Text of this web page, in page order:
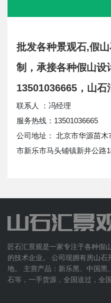
批发各种景观石,假
制，承接各种假山设
13501036665，山石
联系人 ：冯经理
服务热线：13501036665
公司地址： 北京市华源苗
市新乐市马头铺镇新井公路
匠石汇景观是一家专注于各种假
的技术企业。 公司现拥有房山
地。 主营产品：新乐黑、中国黑
石等，一手货源，全国送过，全